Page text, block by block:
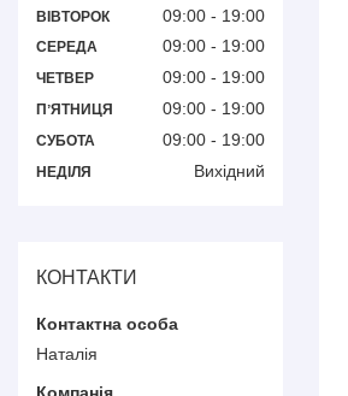
ВІВТОРОК 09:00 19:00
СЕРЕДА 09:00 19:00
ЧЕТВЕР 09:00 19:00
ПʼЯТНИЦЯ 09:00 19:00
СУБОТА 09:00 19:00
НЕДІЛЯ Вихідний
КОНТАКТИ
Наталія